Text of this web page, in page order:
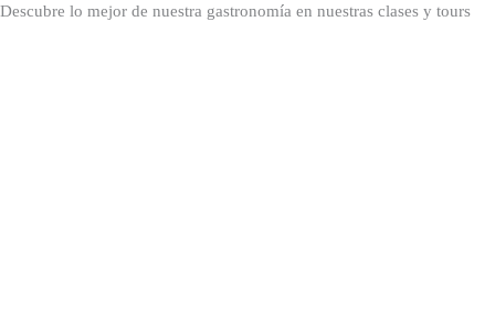
Descubre lo mejor de nuestra gastronomía en nuestras clases y tours